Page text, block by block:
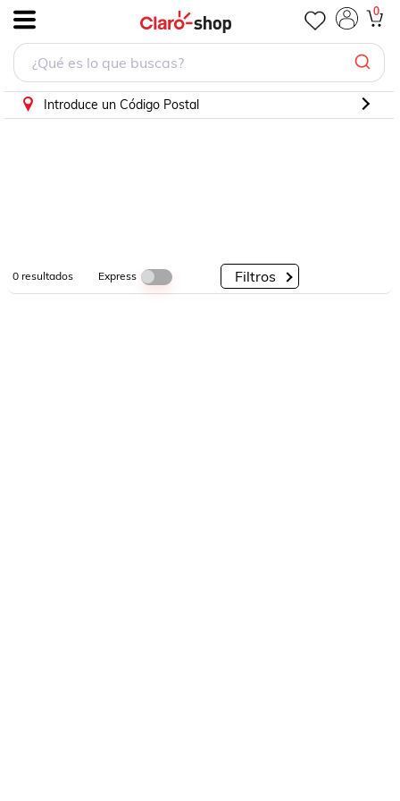
0
Introduce un Código Postal
0resultados Express Filtros
PorCategorías
PorMarcas
PorDescuento